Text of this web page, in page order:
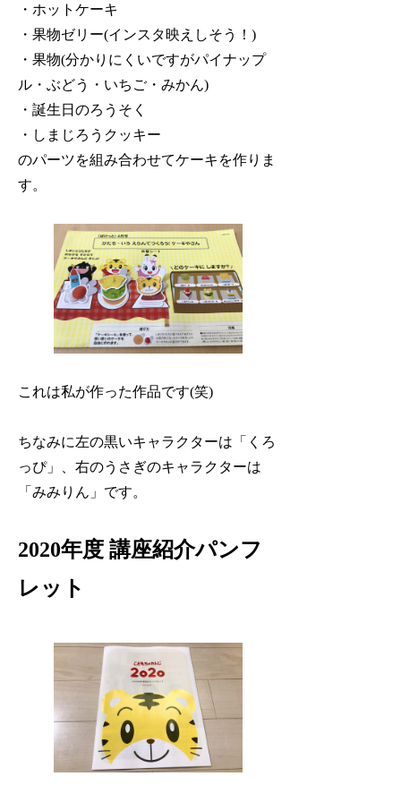
・ホットケーキ
・果物ゼリー(インスタ映えしそう！)
・果物(分かりにくいですがパイナップ
ル・ぶどう・いちご・みかん)
・誕生日のろうそく
・しまじろうクッキー
のパーツを組み合わせてケーキを作りま
す。
これは私が作った作品です(笑)
ちなみに左の黒いキャラクターは「くろ
っぴ」、右のうさぎのキャラクターは
「みみりん」です。
2020年度 講座紹介パンフ
レット